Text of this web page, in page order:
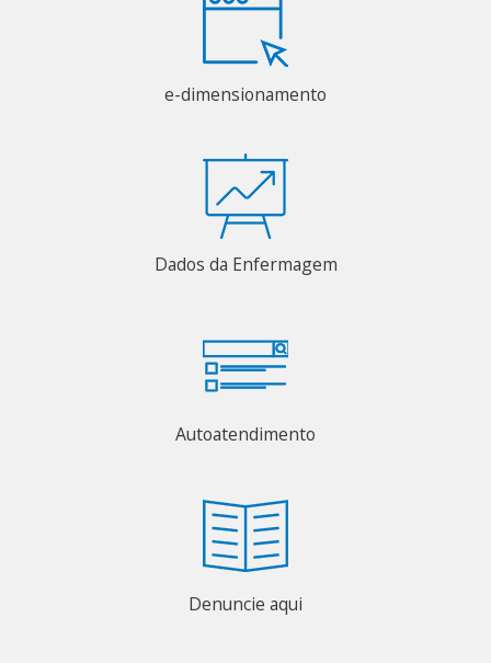
e-dimensionamento
Dados da Enfermagem
Autoatendimento
Denuncie aqui